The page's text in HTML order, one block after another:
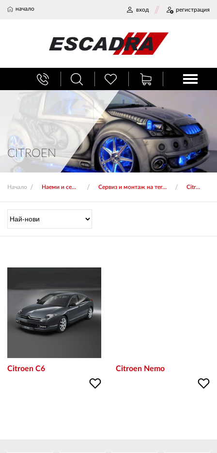
начало вход регистрация
CITROEN
Начало Наеми и сервиз Сервиз и монтаж на тегличи Citroen
Citroen C6 Citroen Nemo
БАГАЖНИЦИ
ТЕГЛИЧ ЗА КОЛА
ВЕРИГИ ЗА СНЯГ
ХЛАДИЛНИ ЧАНТИ
OUTLET
Любими
0 продукта
Количка
0 продукта